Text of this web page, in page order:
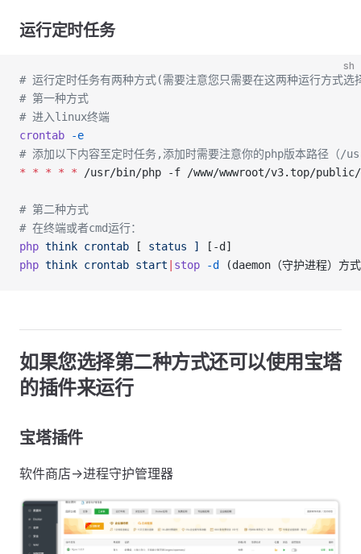
运行定时任务
sh
# 运行定时任务有两种方式(需要注意您只需要在这两种运行方式选
# 第一种方式
# 进入linux终端
crontab -e
# 添加以下内容至定时任务,添加时需要注意你的php版本路
* * * * * /usr/bin/php -f /www/wwwroot/v3.top/
# 第二种方式
# 在终端或者cmd运行：
php think crontab [ status ]
[-d]
php think crontab start stop -d (daemon（守护进程）方
如果您选择第二种方式还可以使用宝塔
的插件来运行
宝塔插件
软件商店->进程守护管理器